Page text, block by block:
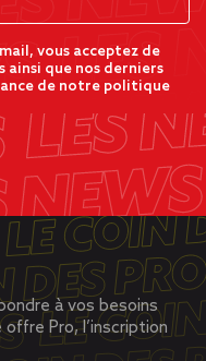
vous acceptez de
ainsi que nos derniers
de notre politique
à vos besoins
Pro, l’inscription